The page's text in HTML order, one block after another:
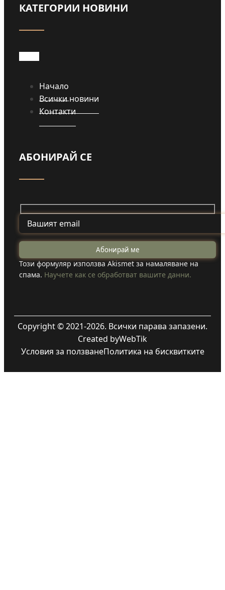
Прочети
КАТЕГОРИИ НОВИНИ
Начало
Всички новини
Контакти
АБОНИРАЙ СЕ
Този формуляр използва Akismet за намаляване на
спама. Научете как се обработват вашите данни.
Copyright © 2021-2026. Всички парава запазени.
Created byWebTik
Условия за ползванеПолитика на бисквитките